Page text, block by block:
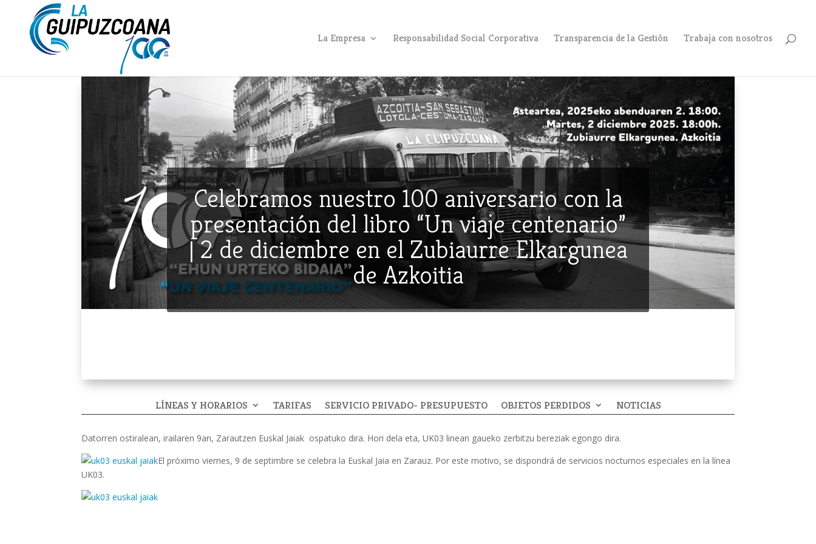
La Empresa Responsabilidad Social Corporativa Transparencia de la Gestión Trabaja con nosotros
Celebramos nuestro 100 aniversario con la
presentación del libro “Un viaje centenario”
| 2 de diciembre en el Zubiaurre Elkargunea
de Azkoitia
LÍNEAS Y HORARIOS TARIFAS SERVICIO PRIVADO- PRESUPUESTO OBJETOS PERDIDOS NOTICIAS
Datorren ostiralean, irailaren 9an, Zarautzen Euskal Jaiak ospatuko dira. Hori dela eta, UK03 linean gaueko zerbitzu bereziak egongo dira.
El próximo viernes, 9 de septimbre se celebra la Euskal Jaia en Zarauz. Por este motivo, se dispondrá de servicios nocturnos especiales en la línea
UK03.